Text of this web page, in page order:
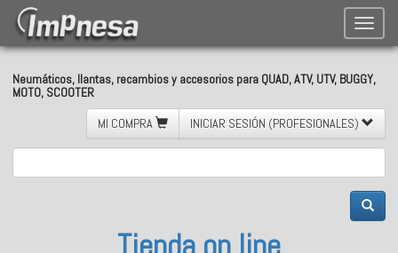
Toggle
Neumáticos, llantas, recambios y accesorios para QUAD, ATV, UTV, BUGGY,
MOTO, SCOOTER
MI COMPRA
INICIAR SESIÓN (PROFESIONALES)